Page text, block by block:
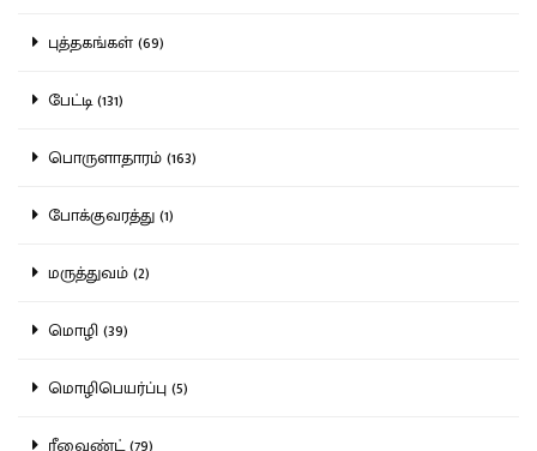
புத்தகங்கள் (69)
பேட்டி (131)
பொருளாதாரம் (163)
போக்குவரத்து (1)
மருத்துவம் (2)
மொழி (39)
மொழிபெயர்ப்பு (5)
ரீவைண்ட் (79)